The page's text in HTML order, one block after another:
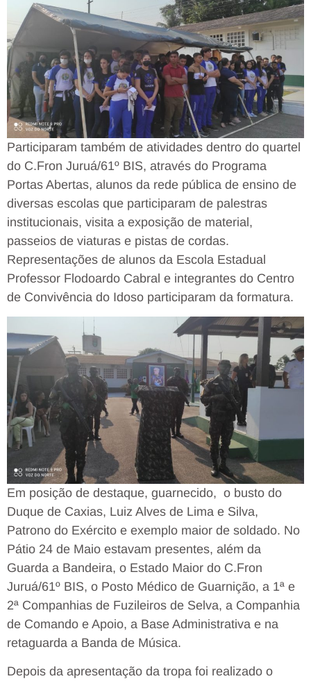
Participaram também de atividades dentro do quartel
do C.Fron Juruá/61º BIS, através do Programa
Portas Abertas, alunos da rede pública de ensino de
diversas escolas que participaram de palestras
institucionais, visita a exposição de material,
passeios de viaturas e pistas de cordas.
Representações de alunos da Escola Estadual
Professor Flodoardo Cabral e integrantes do Centro
de Convivência do Idoso participaram da formatura.
Em posição de destaque, guarnecido, o busto do
Duque de Caxias, Luiz Alves de Lima e Silva,
Patrono do Exército e exemplo maior de soldado. No
Pátio 24 de Maio estavam presentes, além da
Guarda a Bandeira, o Estado Maior do C.Fron
Juruá/61º BIS, o Posto Médico de Guarnição, a 1ª e
2ª Companhias de Fuzileiros de Selva, a Companhia
de Comando e Apoio, a Base Administrativa e na
retaguarda a Banda de Música.
Depois da apresentação da tropa foi realizado o